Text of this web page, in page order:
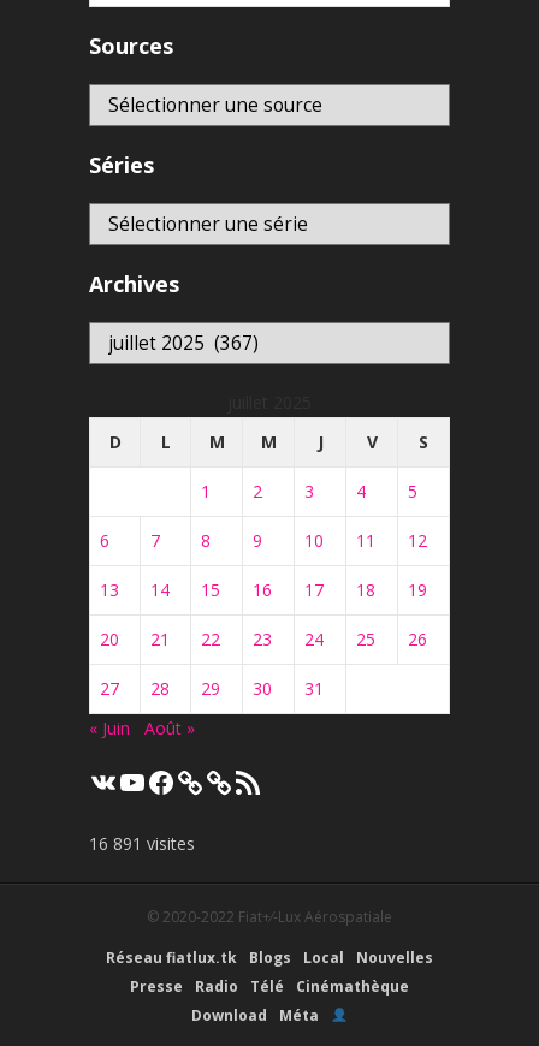
Sources
Séries
Archives
Archives
D
L M M J V S
1 2 3 4 5
6 7 8 9 10 11 12
13 14 15 16 17 18 19
20 21 22 23 24 25 26
27 28 29 30
31
« Juin
Août »
VK YouTube
Facebook Flux
RSS
16 891 visites
© 2020-2022 Fiat+⁄-Lux Aérospatiale
Réseau fiatlux.tk
Blogs Local
Nouvelles
Presse
Radio Télé
Cinémathèque
Download
Méta